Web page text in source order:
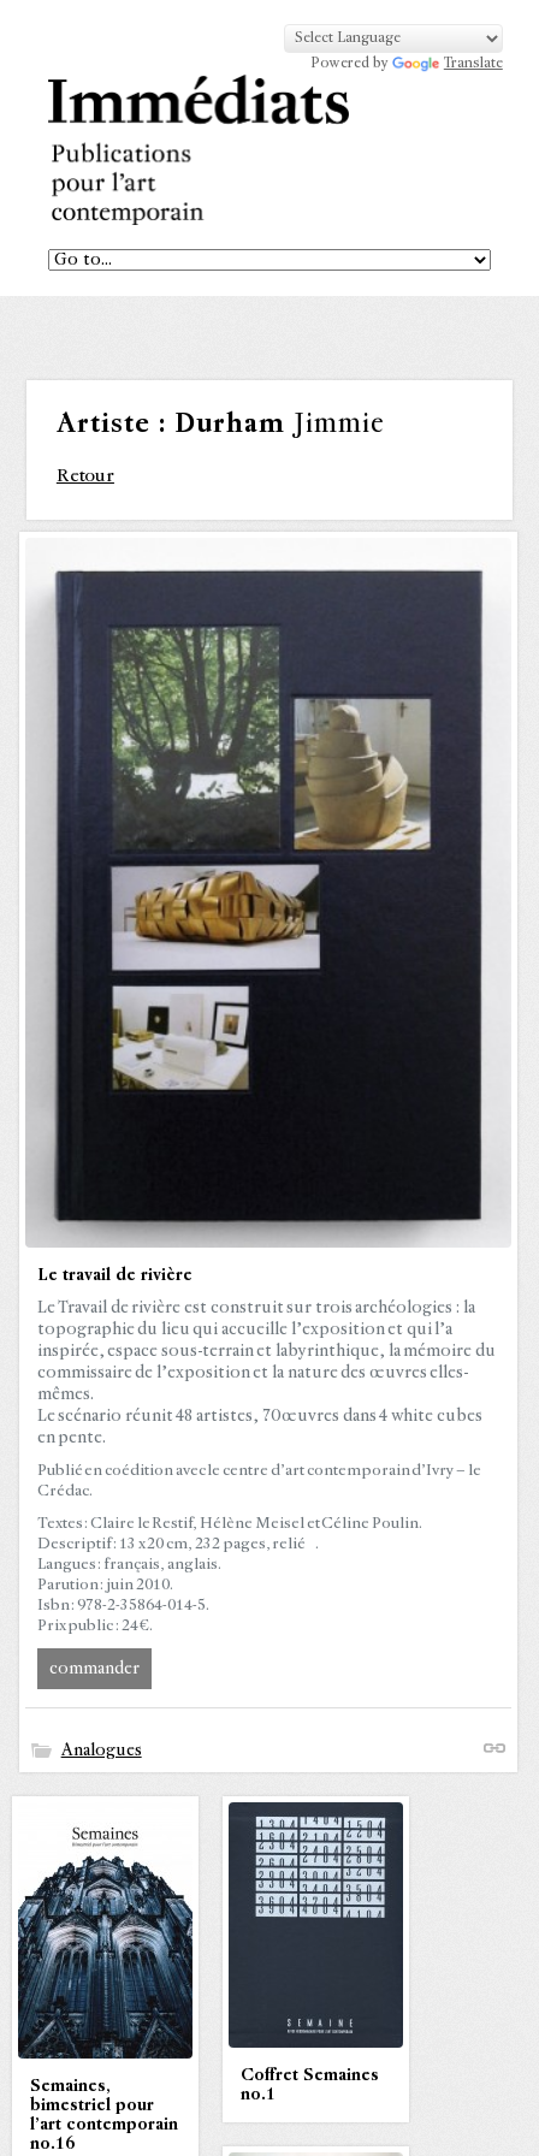
Powered by Translate
Artiste : Durham Jimmie
Retour
Le travail de rivière
Le Travail de rivière est construit sur trois archéologies : la
topographie du lieu qui accueille l’exposition et qui l’a
inspirée, espace sous-terrain et labyrinthique, la mémoire du
commissaire de l’exposition et la nature des œuvres elles-
mêmes.
Le scénario réunit 48 artistes, 70 œuvres dans 4 white cubes
en pente.
Publié en coédition avec le centre d’art contemporain d’Ivry – le
Crédac.
Textes : Claire le Restif, Hélène Meisel et Céline Poulin.
Descriptif : 13 x 20 cm, 232 pages, relié .
Langues : français, anglais.
Parution : juin 2010.
Isbn : 978-2-35864-014-5.
Prix public : 24 €.
commander
Analogues
Semaines,
bimestriel pour
l’art contemporain
no.16
Coffret Semaines
no.1